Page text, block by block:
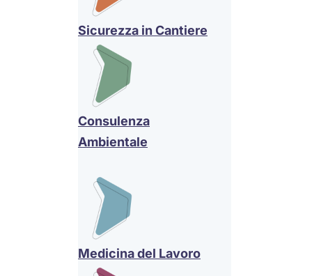
Sicurezza in Cantiere
Consulenza
Ambientale
Medicina del Lavoro